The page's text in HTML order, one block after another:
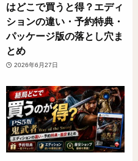
はどこで買うと得？エディ
ションの違い・予約特典・
パッケージ版の落とし穴ま
とめ
2026年6月27日